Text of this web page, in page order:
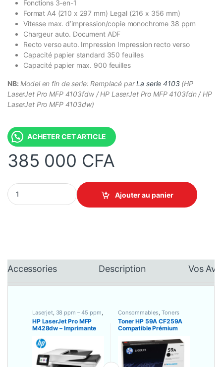
Fonctions 3-en-1
Format A4 (210 x 297 mm) Legal (216 x 356 mm)
Vitesse max. d’impression/copie monochrome 38 ppm
Chargeur auto. Document ADF
Recto verso auto. Impression Impression recto verso
Capacité papier standard 350 feuilles
Capacité papier max. 900 feuilles
NB: Model en fin de serie: Remplacé parLa serie 4103 (HP
LaserJet Pro MFP 4103fdw / HP LaserJet Pro MFP 4103fdn / HP
LaserJet Pro MFP 4103dw)
ACHETER CET ARTICLE
385 000 CFA
HP LaserJet Pro MFP M428dw - Imprimante multifonctions
Ajouter au panier
Accessories Description Vos Avis
Laserjet, 38 ppm – 45 ppm
Imprimante Blanc/Noir,
Imprimante Multifonction
(Tout en un) ,Imprimantes /
Recto-Verso
Automatique
HP LaserJet Pro MFP
M428dw – Imprimante
Monochrome A4
(Impression,
Numérisation, Copie,
Recto Verso Auto.,
Consommables ,Toners
Compatibles, Toners Laser
Toner HP 59A CF259A
Compatible Prémium